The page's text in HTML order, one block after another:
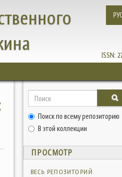
ISSN:
Поиск по всему репозиторию
В этой коллекции
ПРОСМОТР
ВЕСЬ РЕПОЗИТОРИЙ